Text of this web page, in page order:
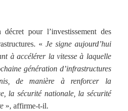
pour l’investissement des
« Je signe aujourd’hui
à accélérer la vitesse à laquelle
génération d’infrastructures
de manière à renforcer la
la sécurité nationale, la sécurité
», affirme-t-il.